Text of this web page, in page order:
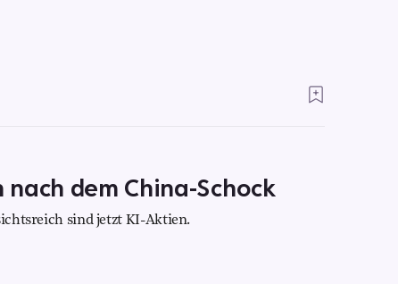
nach dem China-Schock
sind jetzt KI-Aktien.